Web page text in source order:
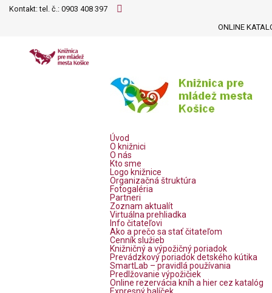
Kontakt: tel. č.: 0903 408 397
ONLINE
Úvod
O knižnici
O nás
Kto sme
Logo knižnice
Organizačná štruktúra
Fotogaléria
Partneri
Zoznam aktualít
Virtuálna prehliadka
Info čitateľovi
Ako a prečo sa stať čitateľom
Cenník služieb
Knižničný a výpožičný poriadok
Prevádzkový poriadok detského kútika
SmartLab – pravidlá používania
Predlžovanie výpožičiek
Online rezervácia kníh a hier cez katalóg